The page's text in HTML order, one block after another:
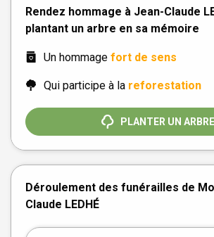
Rendez hommage à Jean-Claude
plantant un arbre en sa mémoire
Un hommage fort de sens
Qui participe à la reforestation
PLANTER UN ARBRE
Déroulement des funérailles de
Claude LEDHÉ